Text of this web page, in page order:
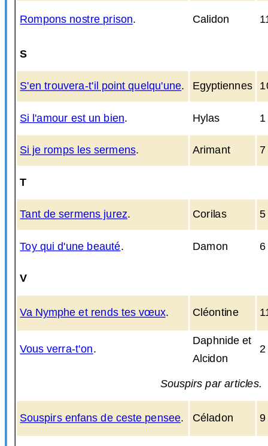
Rompons nostre prison. Calidon
S
S'en trouvera-t'il point quelqu'une. Egyptiennes
Si l'amour est un bien. Hylas 1
Si je romps les sermens. Arimant 7
T
Tant de sermens jurez. Corilas 5
Toy qui d'une beauté. Damon 6
V
Va Nymphe et rends tes vœux. Cléontine
Vous verra-t'on.
Daphnide et
Alcidon
2
Souspirs par articles.
Souspirs enfans de ceste pensee. Céladon 9